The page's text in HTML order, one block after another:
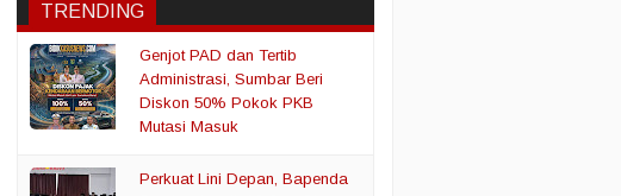
TRENDING
Genjot PAD dan Tertib
Administrasi, Sumbar Beri
Diskon 50% Pokok PKB
Mutasi Masuk
Perkuat Lini Depan, Bapenda